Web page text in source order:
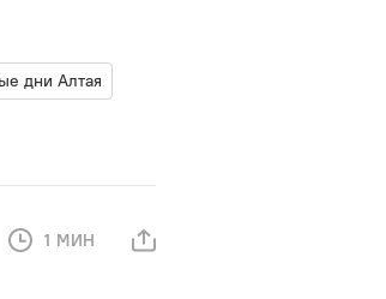
дни Алтая
1 МИН